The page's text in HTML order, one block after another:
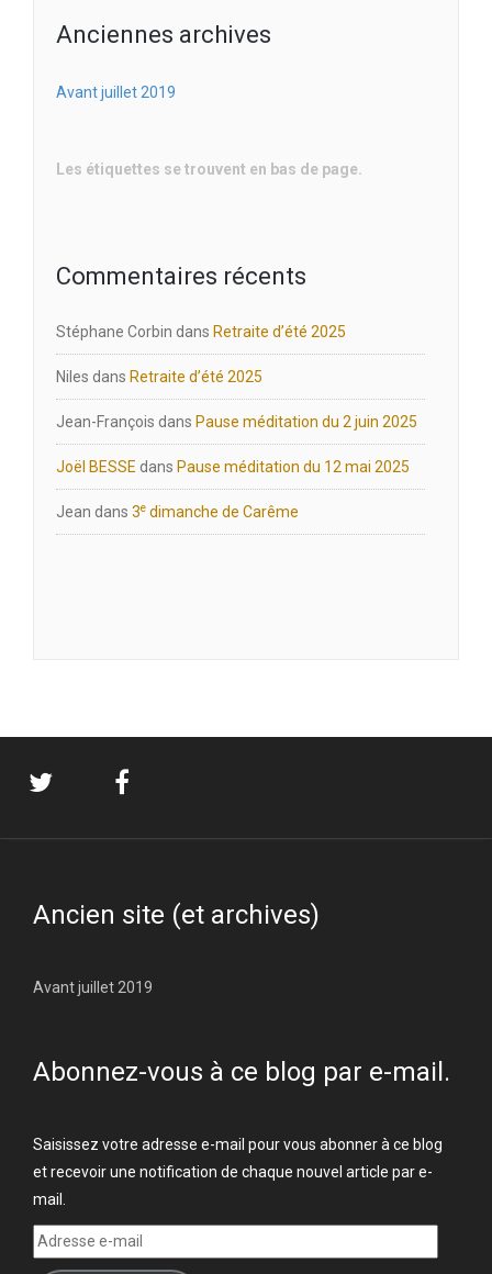
Anciennes archives
Avant juillet 2019
Les étiquettes se trouvent en bas de page.
Commentaires récents
Stéphane Corbin dans Retraite d’été 2025
Niles dans Retraite d’été 2025
Jean-François dans Pause méditation du 2 juin 2025
Joël BESSE dans Pause méditation du 12 mai 2025
Jean dans 3e dimanche de Carême
Ancien site (et archives)
Avant juillet 2019
Abonnez-vous à ce blog par e-mail.
Saisissez votre adresse e-mail pour vous abonner à ce blog
et recevoir une notification de chaque nouvel article par e-
mail.
Adresse
e-